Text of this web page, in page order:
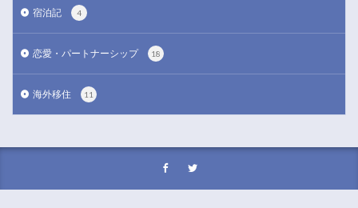
宿泊記 4
恋愛・パートナーシップ 18
海外移住 11